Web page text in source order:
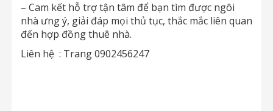
– Cam kết hỗ trợ tận tâm để bạn tìm được ngôi
nhà ưng ý, giải đáp mọi thủ tục, thắc mắc liên quan
đến hợp đồng thuê nhà.
Liên hệ : Trang 0902456247